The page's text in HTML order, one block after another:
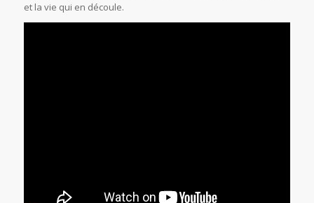
et la vie qui en découle.